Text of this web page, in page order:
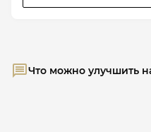
Что можно улучшить